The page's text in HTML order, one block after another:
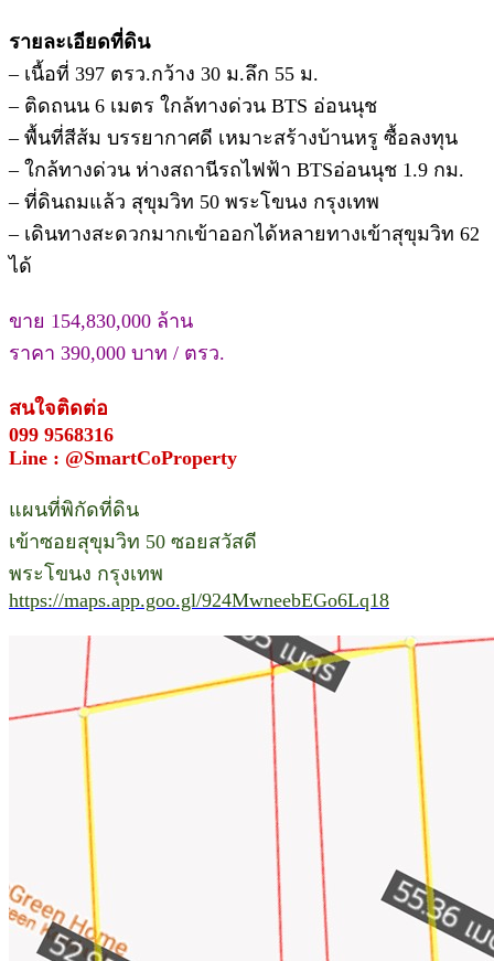
รายละเอียดที่ดิน
– เนื้อที่ 397 ตรว.กว้าง 30 ม.ลึก 55 ม.
– ติดถนน 6 เมตร ใกล้ทางด่วน BTS อ่อนนุช
– พื้นที่สีส้ม บรรยากาศดี เหมาะสร้างบ้านหรู ซื้อลงทุน
– ใกล้ทางด่วน ห่างสถานีรถไฟฟ้า BTSอ่อนนุช 1.9 กม.
– ที่ดินถมแล้ว สุขุมวิท 50 พระโขนง กรุงเทพ
– เดินทางสะดวกมากเข้าออกได้หลายทางเข้าสุขุมวิท 62
ได้
ขาย 154,830,000 ล้าน
ราคา 390,000 บาท / ตรว.
สนใจติดต่อ
099 9568316
Line : @SmartCoProperty
แผนที่พิกัดที่ดิน
เข้าซอยสุขุมวิท 50 ซอยสวัสดี
พระโขนง กรุงเทพ
https://maps.app.goo.gl/924MwneebEGo6Lq18